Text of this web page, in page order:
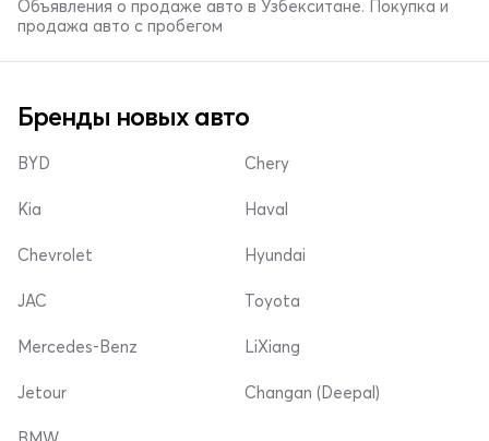
Объявления о продаже авто в Узбекситане. Покупка и
продажа авто с пробегом
Бренды новых авто
BYD
Kia
Chevrolet
Chery
Haval
Hyundai
JAC
Mercedes-Benz
Jetour
Toyota
LiXiang
Changan (Deepal)